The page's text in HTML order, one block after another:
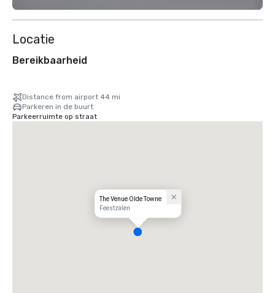
Locatie
Bereikbaarheid
Distance from airport 44 mi
Parkeren in de buurt
Parkeerruimte op straat
The Venue Olde Towne
Feestzalen